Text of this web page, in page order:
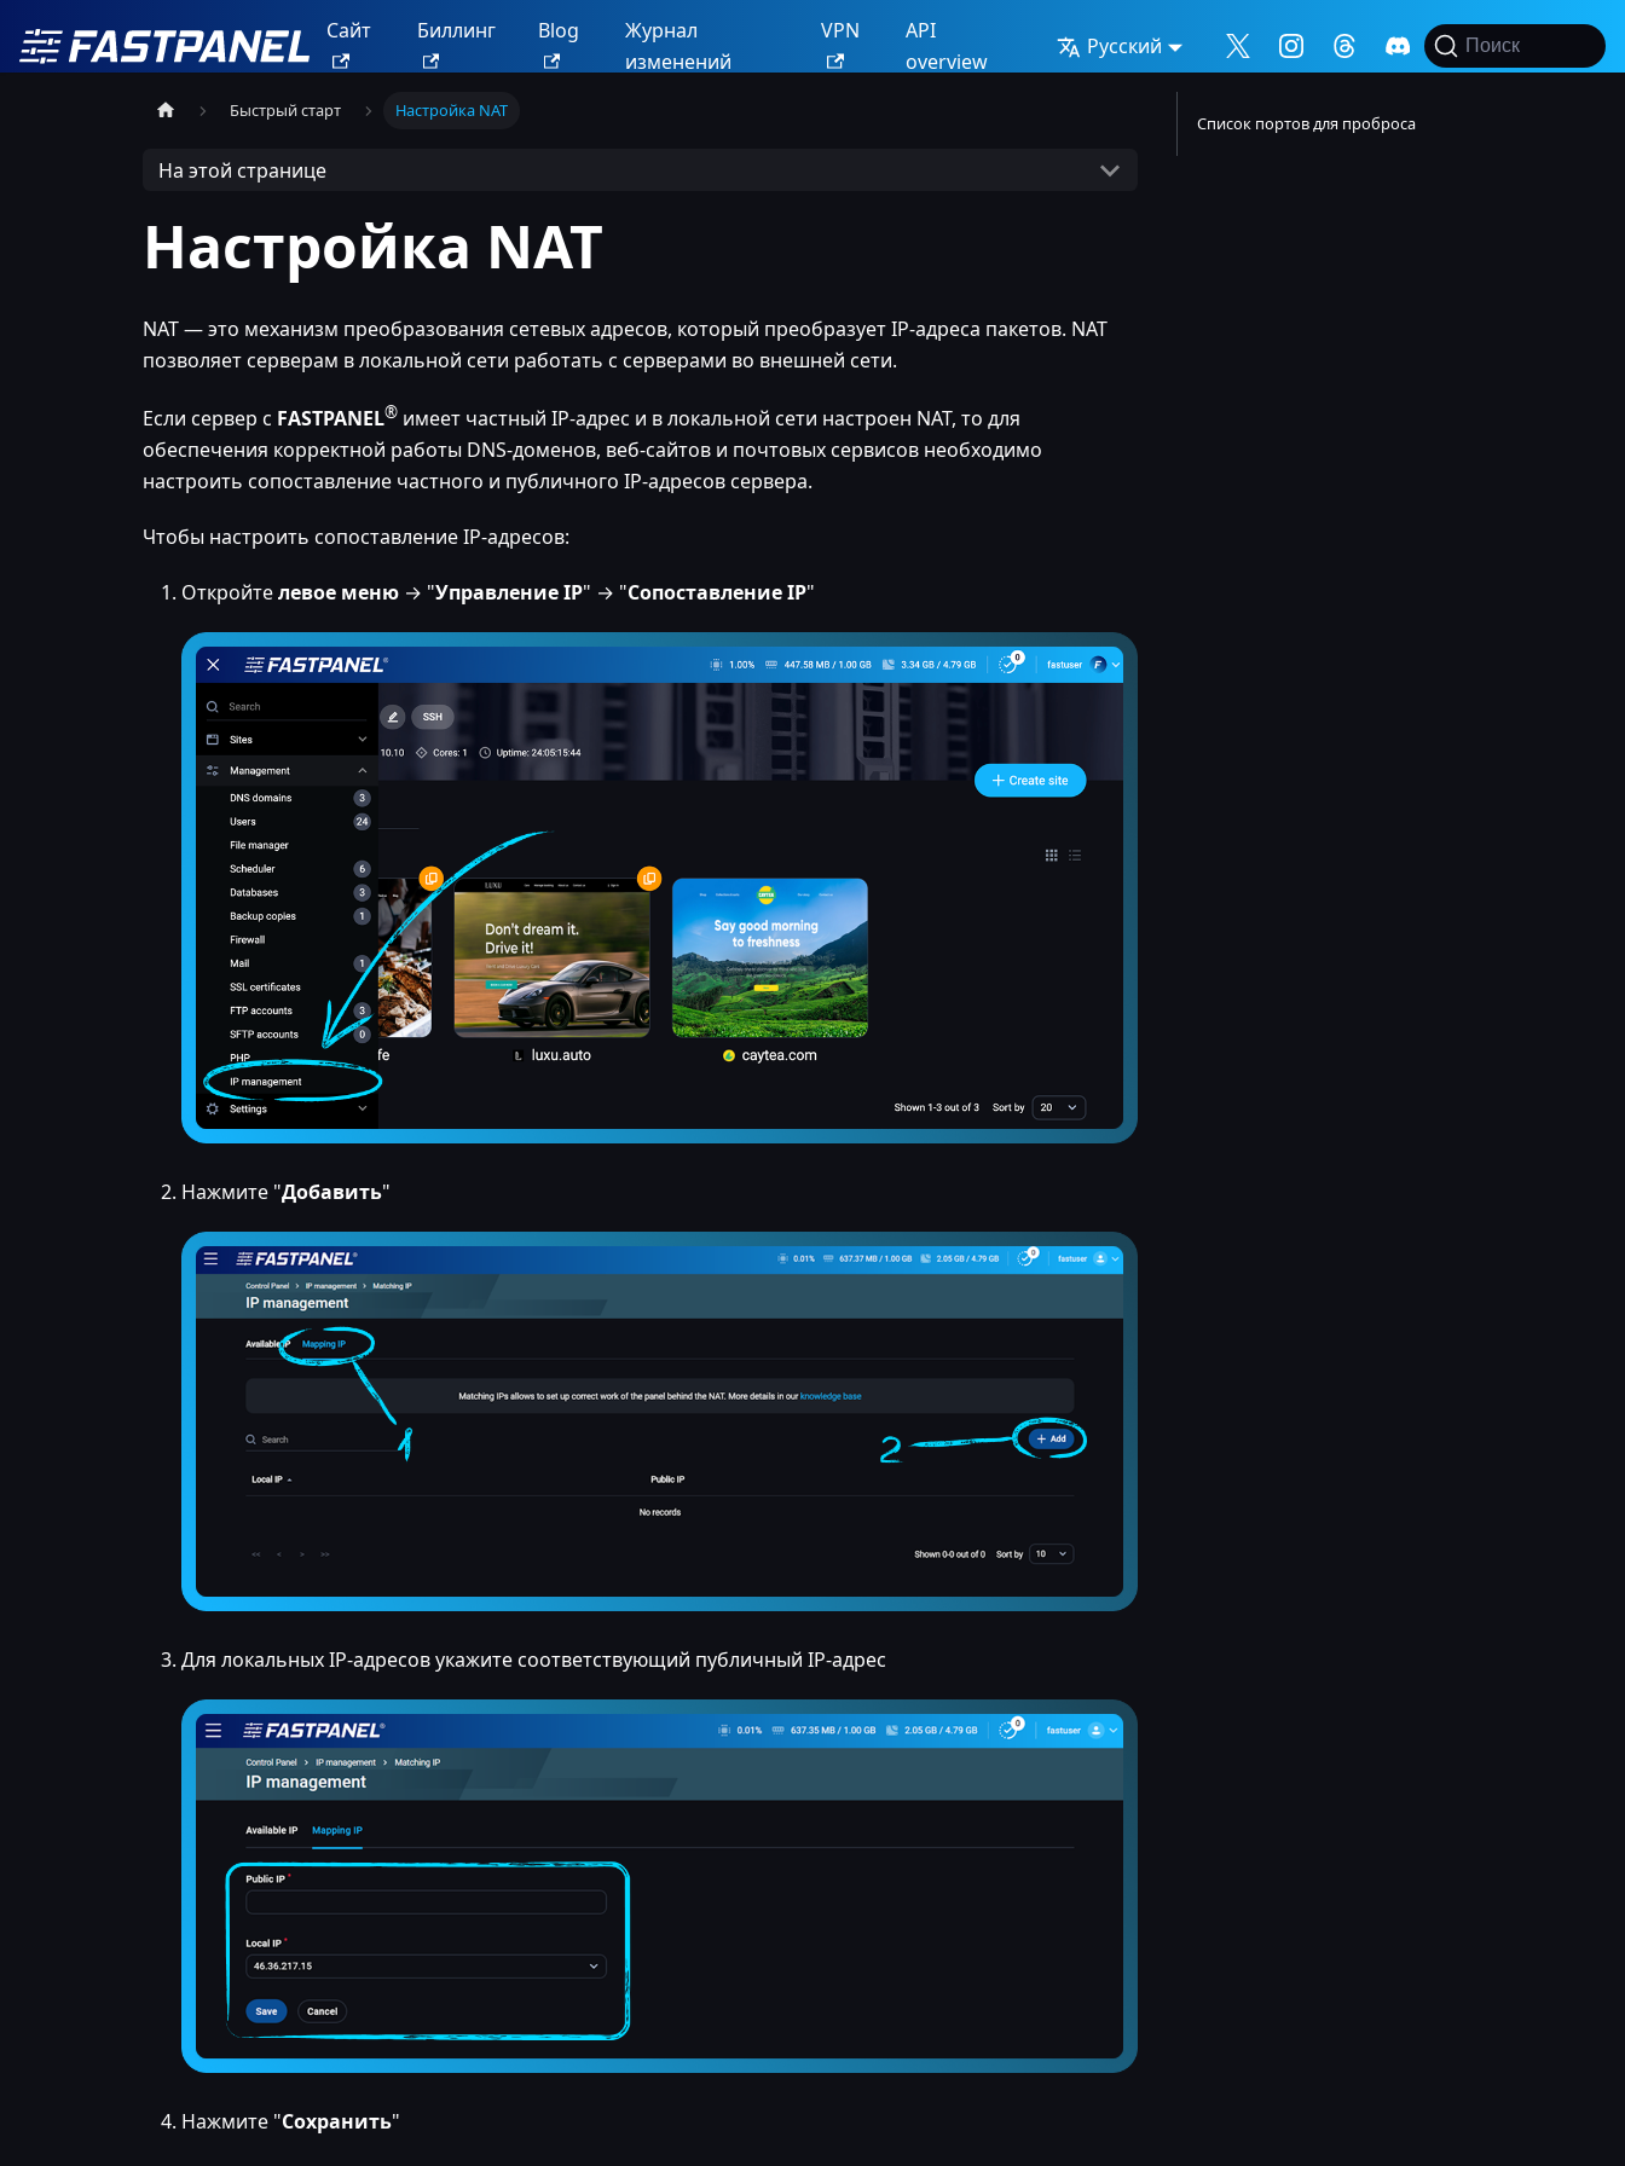
Сайт Биллинг Blog
Журнал
изменений
VPN
API
overview
Русский Поиск
Быстрый старт Настройка NAT
На этой странице
Настройка NAT
NAT — это механизм преобразования сетевых адресов, который преобразует IP-адреса пакетов. NAT
позволяет серверам в локальной сети работать с серверами во внешней сети.
Если сервер с FASTPANEL® имеет частный IP-адрес и в локальной сети настроен NAT, то для
обеспечения корректной работы DNS-доменов, веб-сайтов и почтовых сервисов необходимо
настроить сопоставление частного и публичного IP-адресов сервера.
Чтобы настроить сопоставление IP-адресов:
Откройтелевое меню → "Управление IP" → "Сопоставление IP"
Нажмите "Добавить"
Для локальных IP-адресов укажите соответствующий публичный IP-адрес
Нажмите "Сохранить"
Список портов для проброса